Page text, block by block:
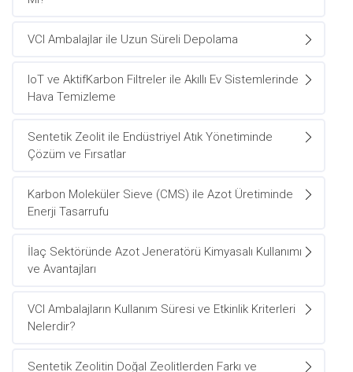
VCI Ambalajlar ile Uzun Süreli Depolama
IoT ve AktifKarbon Filtreler ile Akıllı Ev Sistemlerinde
Hava Temizleme
Sentetik Zeolit ile Endüstriyel Atık Yönetiminde
Çözüm ve Fırsatlar
Karbon Moleküler Sieve (CMS) ile Azot Üretiminde
Enerji Tasarrufu
İlaç Sektöründe Azot Jeneratörü Kimyasalı Kullanımı
ve Avantajları
VCI Ambalajların Kullanım Süresi ve Etkinlik Kriterleri
Nelerdir?
Sentetik Zeolitin Doğal Zeolitlerden Farkı ve